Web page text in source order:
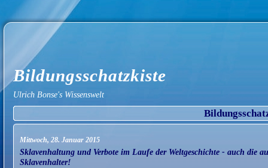
Bildungsschatzkiste
Ulrich Bonse's Wissenswelt
Mittwoch, 28. Januar 2015
Sklavenhaltung und Verbote im Laufe der Weltgeschichte - auch die
Sklavenhalter!